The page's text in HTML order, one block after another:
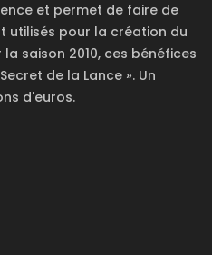
et permet de faire de
utilisés pour la création du
saison 2010, ces bénéfices
de la Lance ». Un
d'euros.